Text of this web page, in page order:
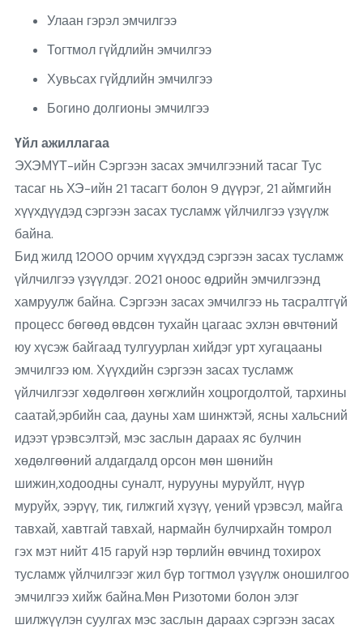
Улаан гэрэл эмчилгээ
Тогтмол гүйдлийн эмчилгээ
Хувьсах гүйдлийн эмчилгээ
Богино долгионы эмчилгээ
Үйл ажиллагаа
ЭХЭМҮТ-ийн Сэргээн засах эмчилгээний тасаг Тус
тасаг нь ХЭ-ийн 21 тасагт болон 9 дүүрэг, 21 аймгийн
хүүхдүүдэд сэргээн засах тусламж үйлчилгээ үзүүлж
байна.
Бид жилд 12000 орчим хүүхдэд сэргээн засах тусламж
үйлчилгээ үзүүлдэг. 2021 оноос өдрийн эмчилгээнд
хамруулж байна. Сэргээн засах эмчилгээ нь тасралтгүй
процесс бөгөөд өвдсөн тухайн цагаас эхлэн өвчтөний
юу хүсэж байгаад тулгуурлан хийдэг урт хугацааны
эмчилгээ юм. Хүүхдийн сэргээн засах тусламж
үйлчилгээг хөдөлгөөн хөгжлийн хоцрогдолтой, тархины
саатай,эрбийн саа, дауны хам шинжтэй, ясны хальсний
идээт үрэвсэлтэй, мэс заслын дараах яс булчин
хөдөлгөөний алдагдалд орсон мөн шөнийн
шижин,ходоодны суналт, нурууны муруйлт, нүүр
муруйх, ээрүү, тик, гилжгий хүзүү, үений үрэвсэл, майга
тавхай, хавтгай тавхай, нармайн булчирхайн томрол
гэх мэт нийт 415 гаруй нэр төрлийн өвчинд тохирох
тусламж үйлчилгээг жил бүр тогтмол үзүүлж оношилгоо
эмчилгээ хийж байна.Мөн Ризотоми болон элэг
шилжүүлэн суулгах мэс заслын дараах сэргээн засах